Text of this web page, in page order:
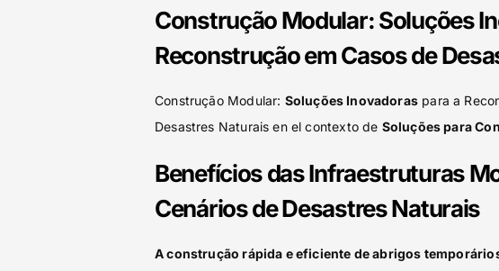
Construção Modular: Soluções
Reconstrução em Casos de
Construção Modular: Soluções Inovadoras para a
Desastres Naturais en el contexto de Soluções para
Benefícios das Infraestruturas
Cenários de Desastres Naturais
A construção rápida e eficiente de abrigos